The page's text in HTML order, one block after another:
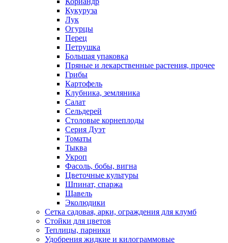
Кукуруза
Лук
Огурцы
Перец
Петрушка
Большая упаковка
Пряные и лекарственные растения, прочее
Грибы
Картофель
Клубника, земляника
Салат
Сельдерей
Столовые корнеплоды
Серия Дуэт
Томаты
Тыква
Укроп
Фасоль, бобы, вигна
Цветочные культуры
Шпинат, спаржа
Щавель
Эколюдики
Сетка садовая, арки, ограждения для клумб
Стойки для цветов
Теплицы, парники
Удобрения жидкие и килограммовые